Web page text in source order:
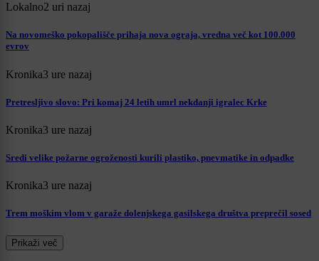
Lokalno2 uri nazaj
Na novomeško pokopališče prihaja nova ograja, vredna več kot 100.000
evrov
Kronika3 ure nazaj
Pretresljivo slovo: Pri komaj 24 letih umrl nekdanji igralec Krke
Kronika3 ure nazaj
Sredi velike požarne ogroženosti kurili plastiko, pnevmatike in odpadke
Kronika3 ure nazaj
Trem moškim vlom v garaže dolenjskega gasilskega društva preprečil sosed
Prikaži več